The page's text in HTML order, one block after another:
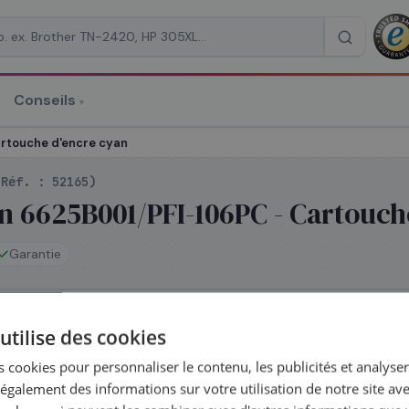
Conseils ▾
d'encre cyan
: 52165)
6625B001/PFI-106PC -
Garantie
le jour même — commandez avant 14h
la sériePFI-106
*
des cookies
cookies pour personnaliser le contenu, les publicités et
des informations sur votre utilisation de notre site